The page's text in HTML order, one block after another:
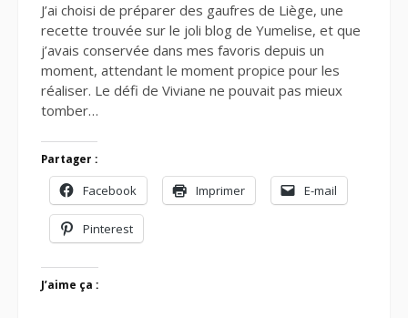
J’ai choisi de préparer des gaufres de Liège, une
recette trouvée sur le joli blog de Yumelise, et que
j’avais conservée dans mes favoris depuis un
moment, attendant le moment propice pour les
réaliser. Le défi de Viviane ne pouvait pas mieux
tomber…
Partager :
Facebook Imprimer E-mail
Pinterest
J’aime ça :